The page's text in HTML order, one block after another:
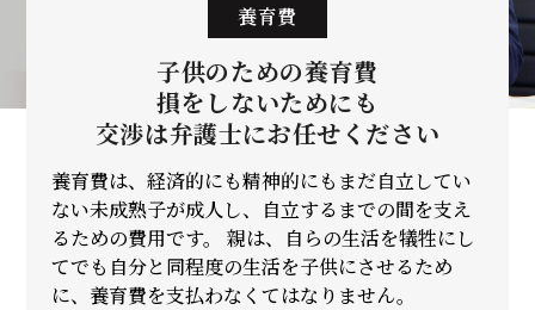
養育費
子供のための養育費
損をしないためにも
交渉は弁護士にお任せください
養育費は、経済的にも精神的にもまだ自立してい
ない未成熟子が成人し、自立するまでの間を支え
るための費用です。 親は、自らの生活を犠牲にし
てでも自分と同程度の生活を子供にさせるため
に、養育費を支払わなくてはなりません。